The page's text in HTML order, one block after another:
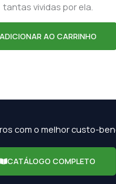
tantas vividas por ela.
ADICIONAR AO CARRINHO
com o melhor custo-
CATÁLOGO COMPLETO